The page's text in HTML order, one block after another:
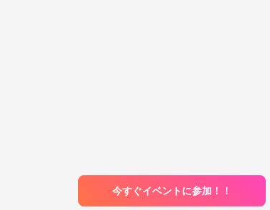
今すぐイベントに参加！！